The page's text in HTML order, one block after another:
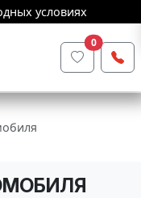
условиях
0